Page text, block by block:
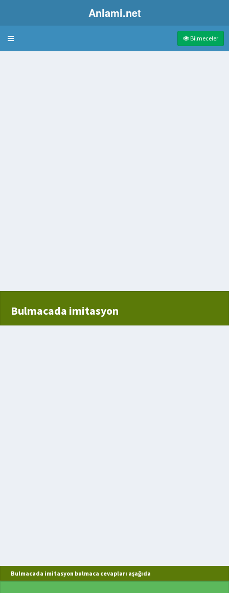
Anlami.net
Bulmaca Bilmeceler
Bulmacada imitasyon
Bulmacada imitasyon bulmaca cevapları aşağıda